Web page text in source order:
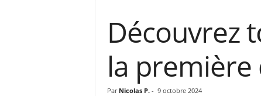
Découvrez
la première
Par Nicolas P. - 9 octobre 2024